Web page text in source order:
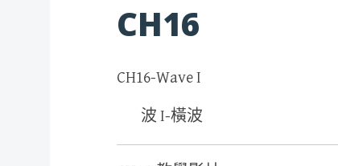
CH16
CH16-Wave I
波 I-橫波